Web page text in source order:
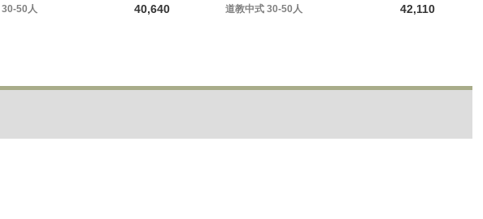
30-50人 40,640 道教中式 30-50人 42,110